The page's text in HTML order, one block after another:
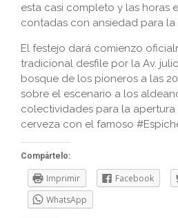
esta casi completo y las horas
contadas con ansiedad para
El festejo dará comienzo
tradicional desfile por la Av.
bosque de los pioneros a las
sobre el escenario a los
colectividades para la
cerveza con el famoso
Compártelo:
Imprimir Facebook
WhatsApp